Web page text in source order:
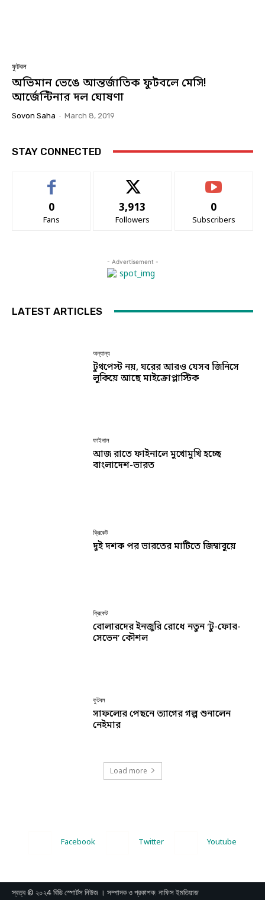
ফুটবল
অভিমান ভেঙে আন্তর্জাতিক ফুটবলে মেসি!
আর্জেন্টিনার দল ঘোষণা
Sovon Saha - March 8, 2019
STAY CONNECTED
0
Fans
3,913
Followers
0
Subscribers
- Advertisement -
LATEST ARTICLES
অন্যান্য
টুথপেস্ট নয়, ঘরের আরও যেসব জিনিসে
লুকিয়ে আছে মাইক্রোপ্লাস্টিক
ফাইনাল
আজ রাতে ফাইনালে মুখোমুখি হচ্ছে
বাংলাদেশ-ভারত
ক্রিকেট
দুই দশক পর ভারতের মাটিতে জিম্বাবুয়ে
ক্রিকেট
বোলারদের ইনজুরি রোধে নতুন ‘টু-ফোর-
সেভেন’ কৌশল
ফুটবল
সাফল্যের পেছনে ত্যাগের গল্প শুনালেন
নেইমার
Load more
Facebook Twitter Youtube
স্বত্ব © ২০২4 বিডি স্পোর্টস নিউজ । সম্পাদক ও প্রকাশক: নাফিস ইমতিয়াজ